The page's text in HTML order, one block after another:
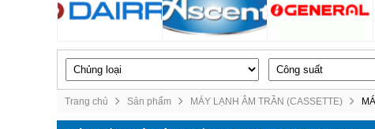
Trang chủ Sản phẩm MÁY LẠNH ÂM TRẦN (CASSETTE)